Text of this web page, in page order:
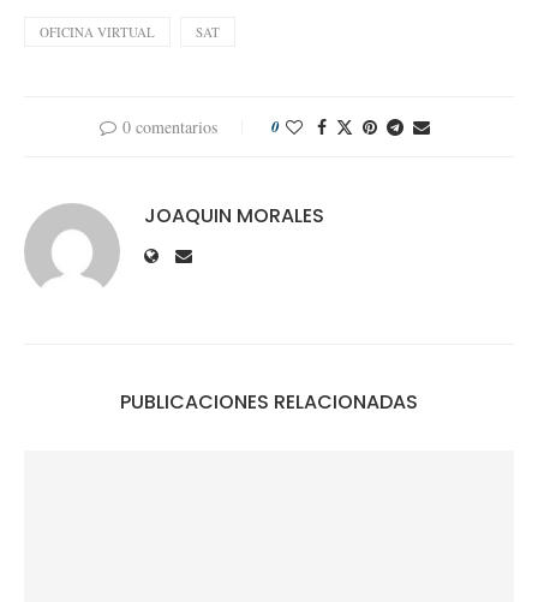
OFICINA VIRTUAL SAT
0 comentarios 0
JOAQUIN MORALES
PUBLICACIONES RELACIONADAS